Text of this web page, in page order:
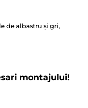
de albastru și gri,
montajului!